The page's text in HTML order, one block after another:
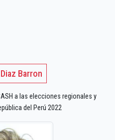
Barron
a las elecciones regionales y
del Perú 2022